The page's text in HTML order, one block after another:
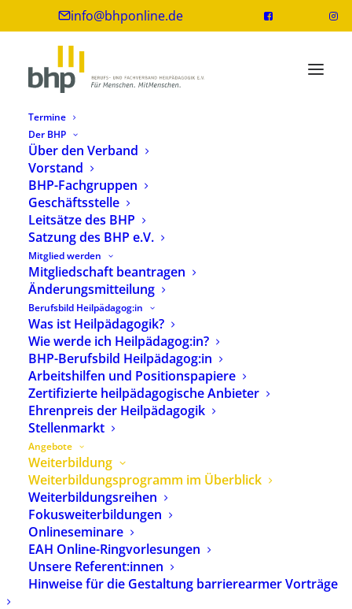
info@bhponline.de
Termine
Der BHP
Über den Verband
Vorstand
BHP-Fachgruppen
Geschäftsstelle
Leitsätze des BHP
Satzung des BHP e.V.
Mitglied werden
Mitgliedschaft beantragen
Änderungsmitteilung
Berufsbild Heilpädagog:in
Was ist Heilpädagogik?
Wie werde ich Heilpädagog:in?
BHP-Berufsbild Heilpädagog:in
Arbeitshilfen und Positionspapiere
Zertifizierte heilpädagogische Anbieter
Ehrenpreis der Heilpädagogik
Stellenmarkt
Angebote
Weiterbildung
Weiterbildungsprogramm im Überblick
Weiterbildungsreihen
Fokusweiterbildungen
Onlineseminare
EAH Online-Ringvorlesungen
Unsere Referent:innen
Hinweise für die Gestaltung barrierearmer Vorträge
Weiterbildungsprogramm im Überblick
Ein Weiterbildungsangebot der
Europäischen Akademie für
Heilpädagogik (EAH).
Weitergehende Information
über die EAH
Freitextsuche:
Ort:
Seminarnummer: